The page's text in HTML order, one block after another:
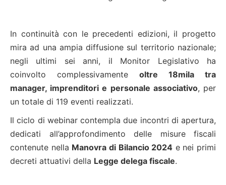
In continuità con le precedenti edizioni, il progetto
mira ad una ampia diffusione sul territorio nazionale;
negli ultimi sei anni, il Monitor Legislativo ha
coinvolto complessivamente oltre 18mila tra
manager, imprenditori e personale associativo, per
un totale di 119 eventi realizzati.
Il ciclo di webinar contempla due incontri di apertura,
dedicati all’approfondimento delle misure fiscali
contenute nella Manovra di Bilancio 2024 e nei primi
decreti attuativi della Legge delega fiscale.